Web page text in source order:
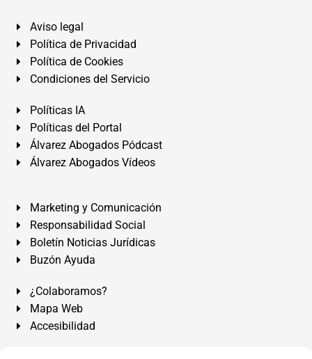
Aviso legal
Política de Privacidad
Política de Cookies
Condiciones del Servicio
Políticas IA
Políticas del Portal
Álvarez Abogados Pódcast
Álvarez Abogados Vídeos
Marketing y Comunicación
Responsabilidad Social
Boletín Noticias Jurídicas
Buzón Ayuda
¿Colaboramos?
Mapa Web
Accesibilidad